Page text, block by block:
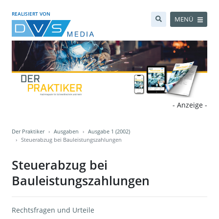
REALISIERT VON
MENÜ
- Anzeige -
Der Praktiker Ausgaben
Ausgabe 1 (2002)
Steuerabzug bei Bauleistungszahlungen
Steuerabzug bei
Bauleistungszahlungen
Rechtsfragen und Urteile